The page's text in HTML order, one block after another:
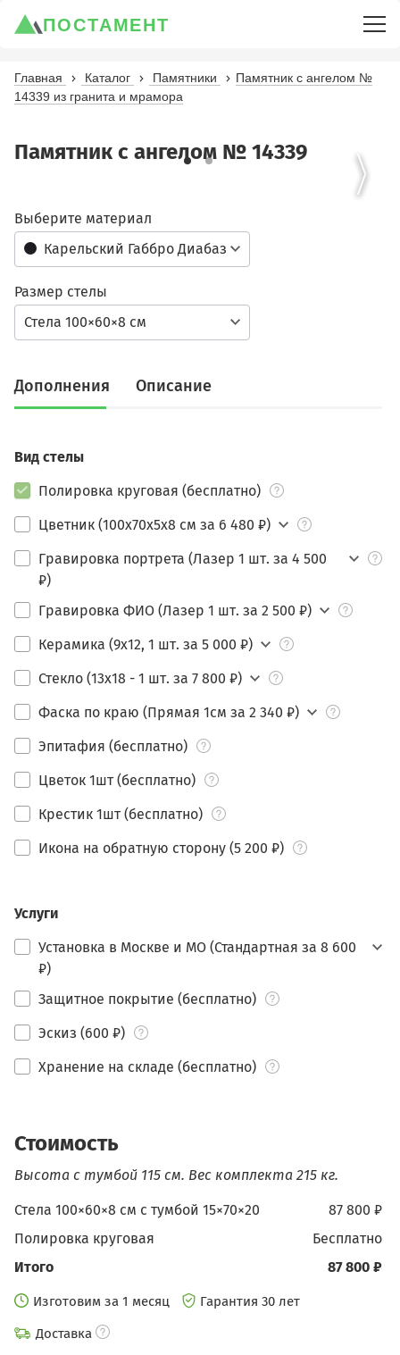
ПОСТАМЕНТ
Главная Каталог Памятники
Памятник с ангелом №
14339 из гранита и мрамора
Памятник с ангелом № 14339
Карельский Габбро Диабаз
Выберите материал
Стела 100×60×8 см
Размер стелы
Дополнения Описание
Вид стелы
Полировка круговая (бесплатно)
Цветник (100х70х5х8 см за 6 480 ₽)
Гравировка портрета (Лазер 1 шт. за 4 500
₽)
Гравировка ФИО (Лазер 1 шт. за 2 500 ₽)
Керамика (9х12, 1 шт. за 5 000 ₽)
Стекло (13х18 - 1 шт. за 7 800 ₽)
Фаска по краю (Прямая 1см за 2 340 ₽)
Эпитафия (бесплатно)
Цветок 1шт (бесплатно)
Крестик 1шт (бесплатно)
Икона на обратную сторону (5 200 ₽)
Услуги
Установка в Москве и МО (Стандартная за 8 600
₽)
Защитное покрытие (бесплатно)
Эскиз (600 ₽)
Хранение на складе (бесплатно)
Стоимость
Высота с тумбой 115 см. Вес комплекта 215 кг.
87 800 ₽
Стела 100×60×8 см c тумбой 15×70×20
бесплатно
Полировка круговая
87 800 ₽
Итого
Изготовим за 1 месяц
Гарантия 30 лет
Доставка